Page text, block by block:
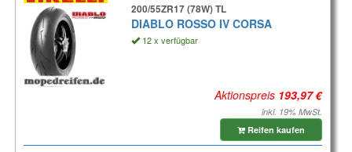
200/55ZR17 (78W) TL
DIABLO ROSSO IV CORSA
12 x verfügbar
Aktionspreis
inkl. 19% MwSt.
Reifen kaufen